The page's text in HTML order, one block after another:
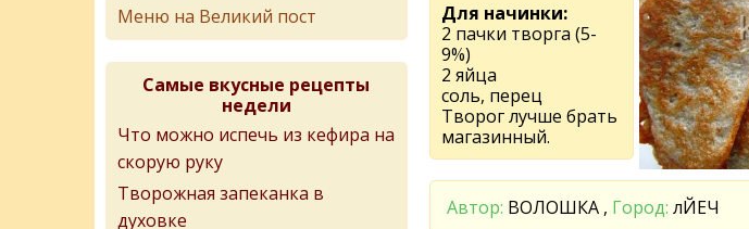
Для начинки:
2 пачки творга (5-
9%)
2 яйца
соль, перец
Творог лучше брать
магазинный.
Автор: ВОЛОШКА , Город: лЙЕЧ
Меню на Великий пост
Самые вкусные рецепты
недели
Что можно испечь из кефира на
скорую руку
Творожная запеканка в
духовке